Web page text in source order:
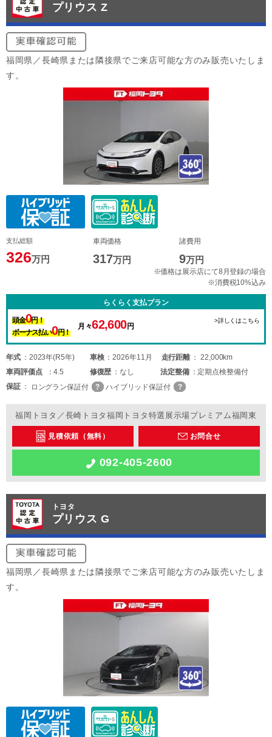
プリウス Z
福岡県／長崎県または隣接県でご来店可能な方のみ販売いたしま
す。
支払総額
326万円
車両価格
317万円
諸費用
9万円
※価格は展示店にて8月登録の場合
※消費税10%込み
らくらく支払プラン
頭金0円！
ボーナス払い0円！
月々62,600円
>詳しくはこちら
年式 2023年(R5年) 車検 2026年11月 走行距離
22,000km
車両評価点 4.5 修復歴 なし 法定整備
定期点検整備付
保証
ロングラン保証付 ハイブリッド保証付
福岡トヨタ／長崎トヨタ福岡トヨタ特選展示場プレミアム福岡東
見積依頼（無料） お問合せ
092-405-2600
トヨタ
プリウス G
福岡県／長崎県または隣接県でご来店可能な方のみ販売いたしま
す。